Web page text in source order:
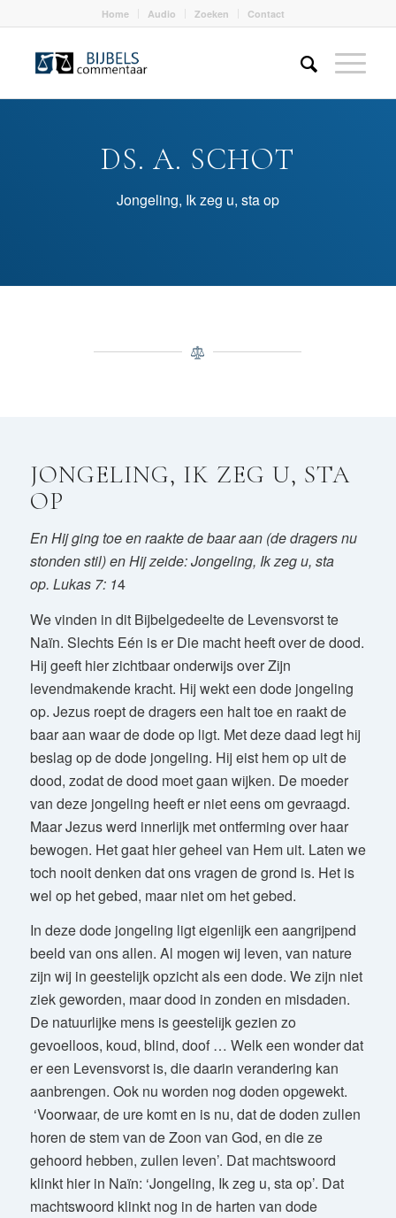
Home Audio Zoeken Contact
DS. A. SCHOT
Jongeling, Ik zeg u, sta op
JONGELING, IK ZEG U, STA
OP
En Hij ging toe en raakte de baar aan (de dragers nu
stonden stil) en Hij zeide: Jongeling, Ik zeg u, sta
op. Lukas 7: 14
We vinden in dit Bijbelgedeelte de Levensvorst te
Naïn. Slechts Eén is er Die macht heeft over de dood.
Hij geeft hier zichtbaar onderwijs over Zijn
levendmakende kracht. Hij wekt een dode jongeling
op. Jezus roept de dragers een halt toe en raakt de
baar aan waar de dode op ligt. Met deze daad legt hij
beslag op de dode jongeling. Hij eist hem op uit de
dood, zodat de dood moet gaan wijken. De moeder
van deze jongeling heeft er niet eens om gevraagd.
Maar Jezus werd innerlijk met ontferming over haar
bewogen. Het gaat hier geheel van Hem uit. Laten we
toch nooit denken dat ons vragen de grond is. Het is
wel op het gebed, maar niet om het gebed.
In deze dode jongeling ligt eigenlijk een aangrijpend
beeld van ons allen. Al mogen wij leven, van nature
zijn wij in geestelijk opzicht als een dode. We zijn niet
ziek geworden, maar dood in zonden en misdaden.
De natuurlijke mens is geestelijk gezien zo
gevoelloos, koud, blind, doof … Welk een wonder dat
er een Levensvorst is, die daarin verandering kan
aanbrengen. Ook nu worden nog doden opgewekt.
‘Voorwaar, de ure komt en is nu, dat de doden zullen
horen de stem van de Zoon van God, en die ze
gehoord hebben, zullen leven’. Dat machtswoord
klinkt hier in Naïn: ‘Jongeling, Ik zeg u, sta op’. Dat
machtswoord klinkt nog in de harten van dode